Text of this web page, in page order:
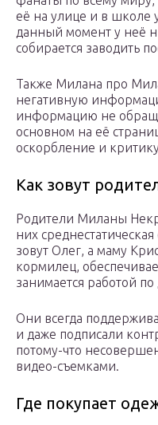
её на улице и в школе
данный момент у неё
собирается заводить
Также Милана про
негативную
информацию не
основном на её
оскорбление и
Как зовут
Родители Миланы
них
зовут Олег, а маму
кормилец,
занимается работой по
Они всегда
и даже подписали
потому-что
видео-съемками.
Где покупает